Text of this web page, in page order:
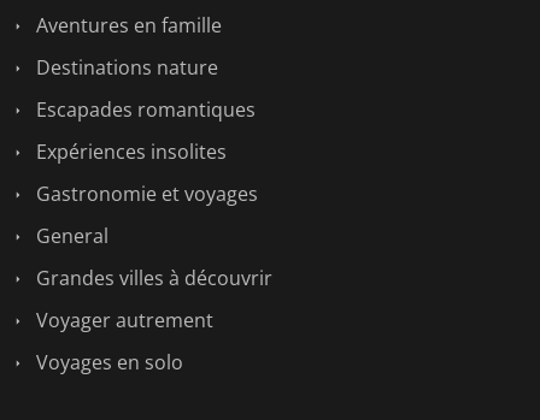
Aventures en famille
Destinations nature
Escapades romantiques
Expériences insolites
Gastronomie et voyages
General
Grandes villes à découvrir
Voyager autrement
Voyages en solo